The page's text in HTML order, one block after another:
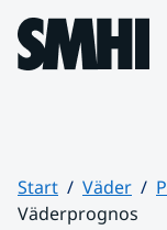
Hoppa till sidans
Start Väder
Väderprognos